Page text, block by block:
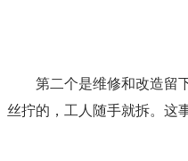
第二个是维修和改造留
丝拧的，工人随手就拆。这